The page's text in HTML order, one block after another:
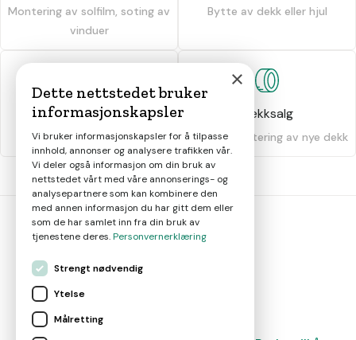
Montering av solfilm, soting av
vinduer
Bytte av dekk eller hjul
Dekkhotell
Oppbevaring av dekk
Dekksalg
Salg og montering av nye dekk
smart
×
Dette nettstedet bruker
informasjonskapsler
Vi bruker informasjonskapsler for å tilpasse
innhold, annonser og analysere trafikken vår.
Vi deler også informasjon om din bruk av
nettstedet vårt med våre annonserings- og
analysepartnere som kan kombinere den
med annen informasjon du har gitt dem eller
som de har samlet inn fra din bruk av
tjenestene deres.Personvernerklæring
Strengt nødvendig
Ytelse
Målretting